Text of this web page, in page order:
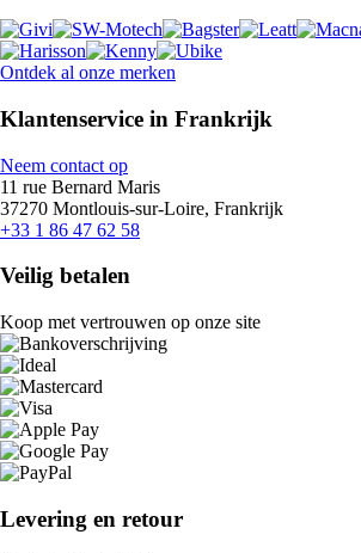
Ontdek al onze merken
Klantenservice in Frankrijk
Neem contact op
11 rue Bernard Maris
37270 Montlouis-sur-Loire, Frankrijk
+33 1 86 47 62 58
Veilig betalen
Koop met vertrouwen op onze site
Levering en retour